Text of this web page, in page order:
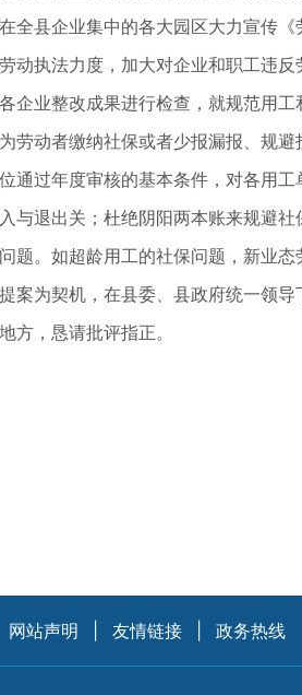
县企业集中的各大园区大力宣传
执法力度，加大对企业和职工违
业整改成果进行检查，就规范用
动者缴纳社保或者少报漏报、规
过年度审核的基本条件，对各用工
出关；杜绝阴阳两本账来规避社
如超龄用工的社保问题，新业态
为契机，在县委、县政府统一领导
方，恳请批评指正。
网站声明 友情链接 政务热线